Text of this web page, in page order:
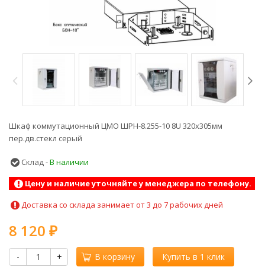
Шкаф коммутационный ЦМО ШРН-8.255-10 8U 320x305мм
пер.дв.стекл серый
Склад -В наличии
Цену и наличие уточняйте у менеджера по телефону.
Доставка со склада занимает от 3 до 7 рабочих дней
8 120 ₽
- + В корзину Купить в 1 клик